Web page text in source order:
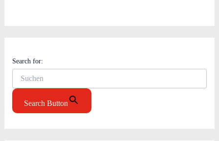
Search for:
Search Button